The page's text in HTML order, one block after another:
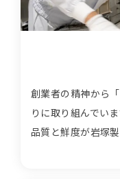
創業者の精神から
りに取り組んでいま
品質と鮮度が岩塚